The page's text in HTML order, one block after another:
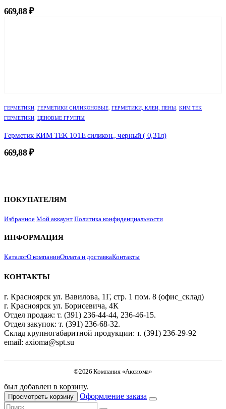
669,88₽
ГЕРМЕТИКИ ГЕРМЕТИКИ СИЛИКОНОВЫЕ ГЕРМЕТИКИ, КЛЕИ, ПЕНЫ КИМ ТЕК
ГЕРМЕТИКИ ЦЕНОВЫЕ ГРУППЫ
Герметик КИМ ТЕК 101Е силикон., черный ( 0,31л)
669,88₽
ПОКУПАТЕЛЯМ
Избранное Мой аккаунт Политика конфиденциальности
ИНФОРМАЦИЯ
КаталогО компанииОплата и доставкаКонтакты
КОНТАКТЫ
г. Красноярск ул. Вавилова, 1Г, стр. 1 пом. 8 (офис_склад)
г. Красноярск ул. Борисевича, 4К
Отдел продаж: т. (391) 236-44-44, 236-46-15.
Отдел закупок: т. (391) 236-68-32.
Склад крупногабаритной продукции: т. (391) 236-29-92
email: axioma@spt.su
©2026 Компания «Аксиома»
был добавлен в корзину.
Просмотреть корзину Оформление заказа